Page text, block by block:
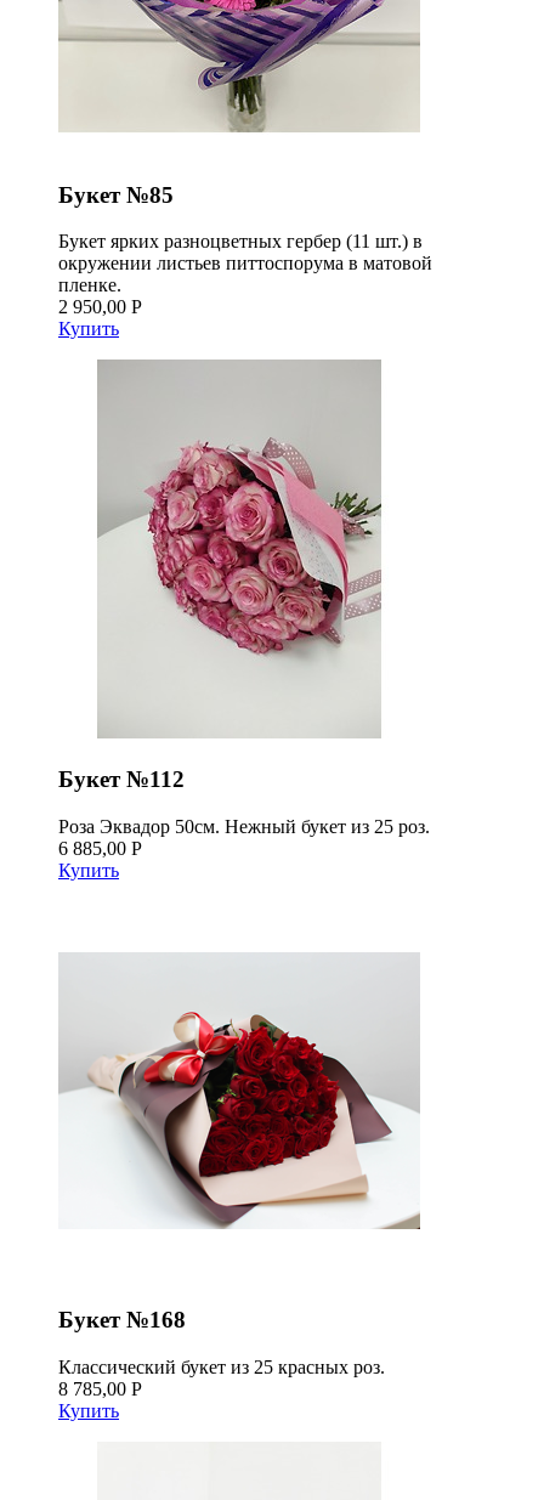
Букет №85
Букет ярких разноцветных гербер (11 шт.) в
окружении листьев питтоспорума в матовой
пленке.
2 950,00 Р
Купить
Букет №112
Роза Эквадор 50см. Нежный букет из 25 роз.
6 885,00 Р
Купить
Букет №168
Классический букет из 25 красных роз.
8 785,00 Р
Купить